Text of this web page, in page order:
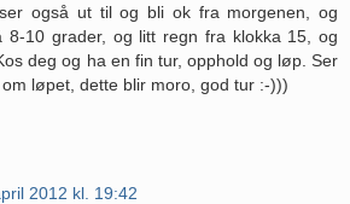
også ut til og bli ok fra morgenen, og
8-10 grader, og litt regn fra klokka 15, og
deg og ha en fin tur, opphold og løp. Ser
løpet, dette blir moro, god tur :-)))
2012 kl. 19:42